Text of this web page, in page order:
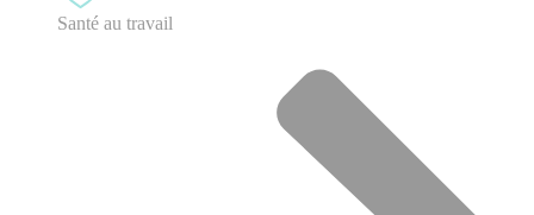
Santé au travail